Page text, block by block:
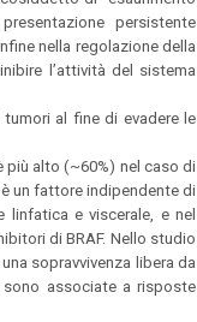
persistente
nella regolazione della
l’attività del sistema
al fine di evadere le
più alto (~60%) nel caso di
un fattore indipendente di
e viscerale, e nel
di BRAF. Nello studio
sopravvivenza libera da
sono associate a risposte